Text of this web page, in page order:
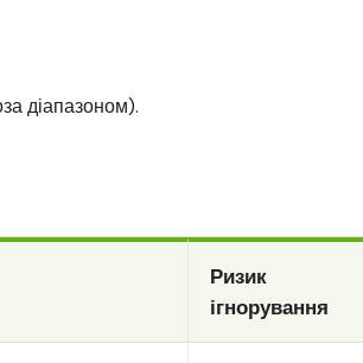
діапазоном).
Ризик
ігнорування